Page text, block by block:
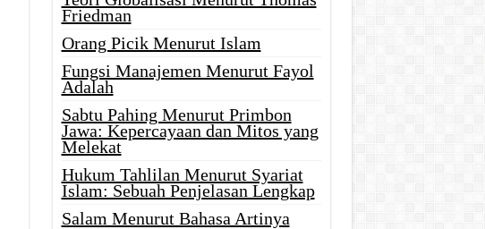
Friedman
Orang Picik Menurut Islam
Fungsi Manajemen Menurut Fayol
Adalah
Sabtu Pahing Menurut Primbon
Jawa: Kepercayaan dan Mitos yang
Melekat
Hukum Tahlilan Menurut Syariat
Islam: Sebuah Penjelasan Lengkap
Salam Menurut Bahasa Artinya